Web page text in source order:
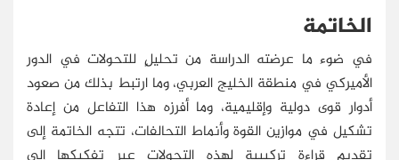
الخاتمة
في ضوء ما عرضته الدراسة من تحليلٍ للتحولات في الدور
الأميركي في منطقة الخليج العربي، وما ارتبط بذلك من صعود
أدوار قوى دولية وإقليمية، وما أفرزه هذا التفاعل من إعادة
تشكيل في موازين القوة وأنماط التحالفات، تتجه الخاتمة إلى